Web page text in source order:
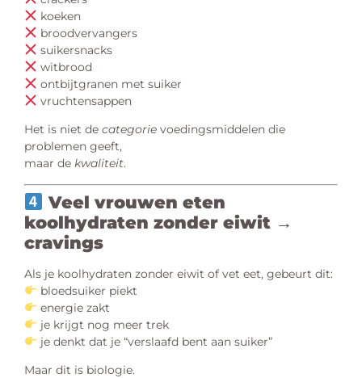
koeken
broodvervangers
suikersnacks
witbrood
ontbijtgranen met suiker
vruchtensappen
Het is niet de categorie voedingsmiddelen die
problemen geeft,
maar de kwaliteit.
Veel vrouwen eten
koolhydraten zonder eiwit →
cravings
Als je koolhydraten zonder eiwit of vet eet, gebeurt dit:
bloedsuiker piekt
energie zakt
je krijgt nog meer trek
je denkt dat je “verslaafd bent aan suiker”
Maar dit is biologie.